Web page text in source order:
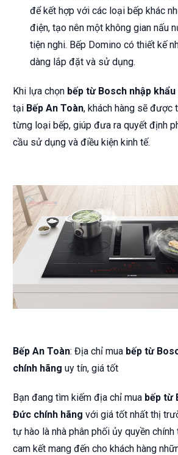
để kết hợp với các loại bếp khác
điện, tạo nên một không gian nấu
tiện nghi. Bếp Domino có thiết kế
dàng lắp đặt và sử dụng.
Khi lựa chọn bếp từ Bosch nhập
tại Bếp An Toàn, khách hàng sẽ được
từng loại bếp, giúp đưa ra quyết định
cầu sử dụng và điều kiện kinh tế.
Bếp An Toàn: Địa chỉ mua bếp từ
chính hãng uy tín, giá tốt
Bạn đang tìm kiếm địa chỉ mua bếp từ
Đức chính hãng với giá tốt nhất thị
tự hào là nhà phân phối ủy quyền
cam kết mang đến cho khách hàng